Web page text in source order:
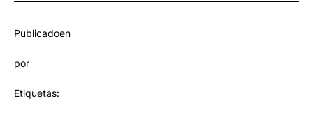
Publicadoen
por
Etiquetas: